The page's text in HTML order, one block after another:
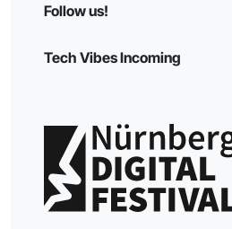
Follow us!
Tech Vibes Incoming